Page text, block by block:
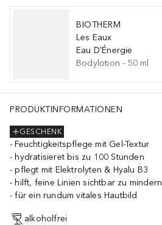
BIOTHERM
Les Eaux
Eau D'Énergie
Bodylotion - 50 ml
PRODUKTINFORMATIONEN
GESCHENK
Feuchtigkeitspflege mit Gel-Textur
hydratisieret bis zu 100 Stunden
pflegt mit Elektrolyten & Hyalu B3
hilft, feine Linien sichtbar zu mindern
für ein rundum vitales Hautbild
alkoholfrei